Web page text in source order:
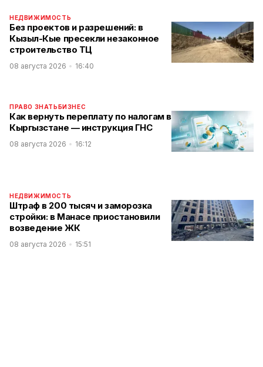
НЕДВИЖИМОСТЬ
Без проектов и разрешений: в
Кызыл-Кые пресекли незаконное
строительство ТЦ
08 августа 2026 16:40
ПРАВО ЗНАТЬБИЗНЕС
Как вернуть переплату по налогам в
Кыргызстане — инструкция ГНС
08 августа 2026 16:12
НЕДВИЖИМОСТЬ
Штраф в 200 тысяч и заморозка
стройки: в Манасе приостановили
возведение ЖК
08 августа 2026 15:51